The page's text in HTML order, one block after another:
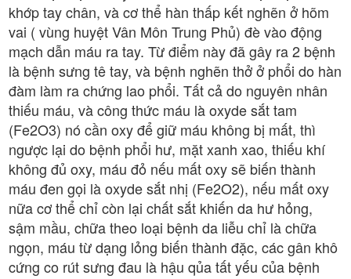
khớp tay chân, và cơ thể hàn thấp kết nghẽn ở hõm
vai ( vùng huyệt Vân Môn Trung Phủ) đè vào động
mạch dẫn máu ra tay. Từ điểm này đã gây ra 2 bệnh
là bệnh sưng tê tay, và bệnh nghẽn thở ở phổi do hàn
đàm làm ra chứng lao phổi. Tất cả do nguyên nhân
thiếu máu, và công thức máu là oxyde sắt tam
(Fe2O3) nó cần oxy để giữ máu không bị mất, thì
ngược lại do bệnh phổi hư, mặt xanh xao, thiếu khí
không đủ oxy, máu đỏ nếu mất oxy sẽ biến thành
máu đen gọi là oxyde sắt nhị (Fe2O2), nếu mất oxy
nữa cơ thể chỉ còn lại chất sắt khiến da hư hỏng,
sậm mầu, chữa theo loại bệnh da liễu chỉ là chữa
ngọn, máu từ dạng lỏng biến thành đặc, các gân khô
cứng co rút sưng đau là hậu qủa tất yếu của bệnh